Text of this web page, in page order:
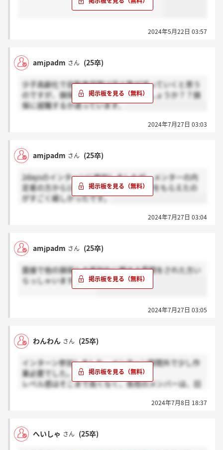
2024年5月22日 03:57
amjpadm さん (25卒)
少子高齢化で自動車保険は段々数が減っていくと思う
のですが、損保の将来性はどうなんでしょうか？？損
保に就職するか迷っています、
2024年7月27日 03:03
amjpadm さん (25卒)
2daysのインターンに参加しましたが、メンターの内
定者の方から1日ごとのフィードバックをもらえたの
がすごく嬉しかったです。
2024年7月27日 03:04
amjpadm さん (25卒)
面接で他の損保との差別化に関する質問をされた方い
らっしゃいますか？？
2024年7月27日 03:05
わんわん さん (25卒)
インターン参加しました。インターン時間外で少し作
業必要でした。
レベル感はそこまで高くなく、各班のメンバーは、旧
備されていました。上下の差が激しいため、IQの違い
2024年7月8日 18:37
へいしゃ さん (25卒)